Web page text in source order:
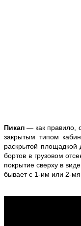
Пикап— как правило,
закрытым типом
раскрытой площадкой
бортов в грузовом
покрытие сверху в
бывает с 1-им или 2-